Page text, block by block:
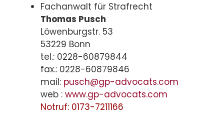
Fachanwalt für Strafrecht
Thomas Pusch
Löwenburgstr. 53
53229 Bonn
tel.: 0228-60879844
fax.: 0228-60879846
mail: pusch@gp-advocats.com
web : www.gp-advocats.com
Notruf: 0173-7211166